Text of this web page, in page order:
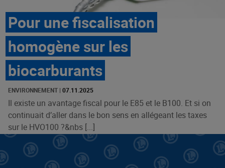
Pour une fiscalisation
homogène sur les
biocarburants
ENVIRONNEMENT | 07.11.2025
Il existe un avantage fiscal pour le E85 et le B100. Et si on
continuait d’aller dans le bon sens en allégeant les taxes
sur le HVO100 ?&nbs [...]